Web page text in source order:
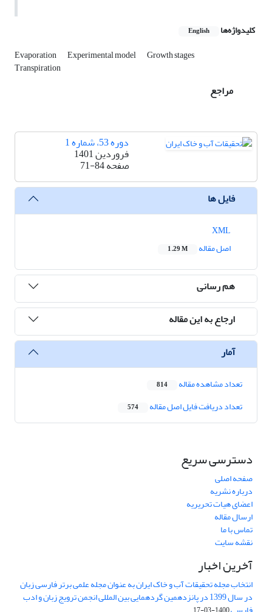
کلیدواژه‌ها English
Evaporation Experimental model Growth stages
Transpiration
مراجع
دوره 53، شماره 1
فروردین 1401
صفحه71-84
فایل ها
اصل مقاله
1.29 M
هم رسانی
ارجاع به این مقاله
آمار
تعداد مشاهده مقاله 814
تعداد دریافت فایل اصل مقاله 574
دسترسی سریع
صفحه اصلی
درباره نشریه
اعضای هیات تحریریه
ارسال مقاله
تماس با ما
نقشه سایت
آخرین اخبار
انتخاب مجله تحقیقات آب و خاک ایران به عنوان مجله علمی برتر فارسی زبان
در سال 1399 در پانزدهمین گردهمایی بین المللی انجمن ترویج زبان و ادب